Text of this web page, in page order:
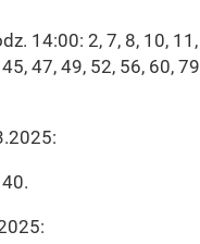
14:00: 2, 7, 8, 10,
47, 49, 52, 56, 60,